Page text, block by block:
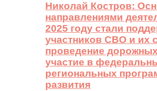
Николай Костров:
направлениями
2025 году стали
участников СВО и их
проведение
участие в
региональных
развития